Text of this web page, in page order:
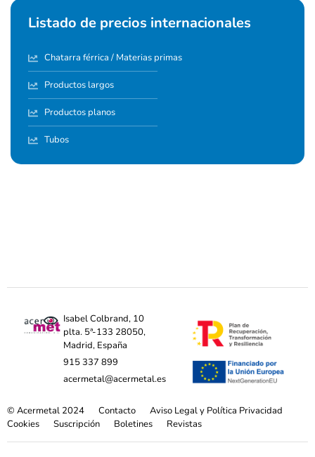
Listado de precios internacionales
Chatarra férrica / Materias primas
Productos largos
Productos planos
Tubos
Isabel Colbrand, 10
plta. 5ª-133 28050,
Madrid, España
915 337 899
acermetal@acermetal.es
© Acermetal 2024 Contacto
Aviso Legal y Política Privacidad
Cookies
Suscripción Boletines Revistas